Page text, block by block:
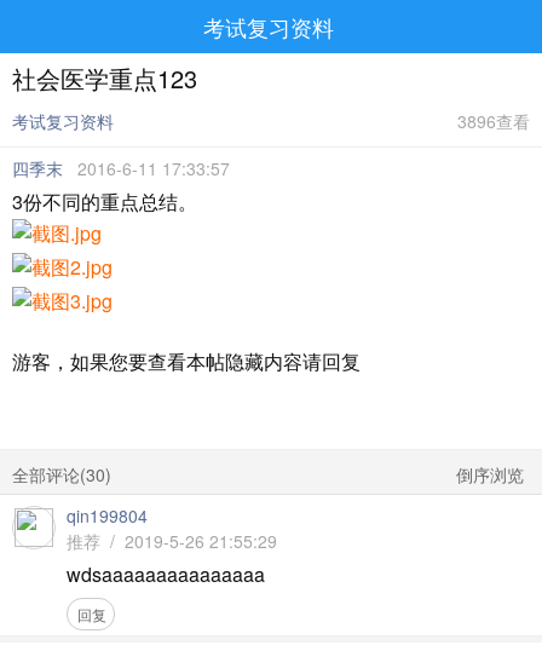
考试复习资料
社会医学重点123
考试复习资料
3896查看
四季末 2016-6-11 17:33:57
3份不同的重点总结。
游客，如果您要查看本帖隐藏内容请回复
全部评论(30)
倒序浏览
qin199804
推荐 / 2019-5-26 21:55:29
wdsaaaaaaaaaaaaaaa
回复